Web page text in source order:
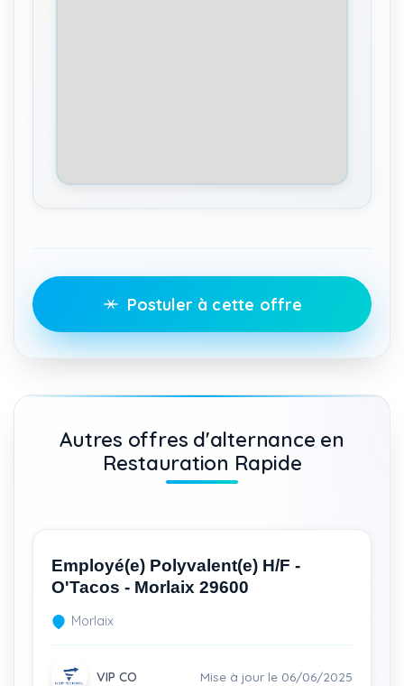
Postuler à cette offre
Autres offres d'alternance en
Restauration Rapide
Employé(e) Polyvalent(e) H/F -
O'Tacos - Morlaix 29600
Morlaix
VIP CO Mise à jour le 06/06/2025